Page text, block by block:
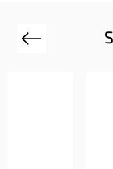
Previous